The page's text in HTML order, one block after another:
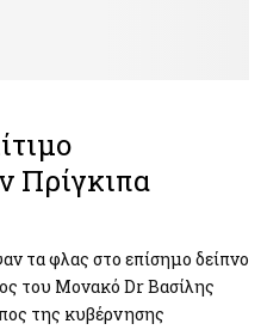
Πρίγκιπα
τα φλας στο επίσημο δείπνο
του Μονακό Dr Βασίλης
της κυβέρνησης